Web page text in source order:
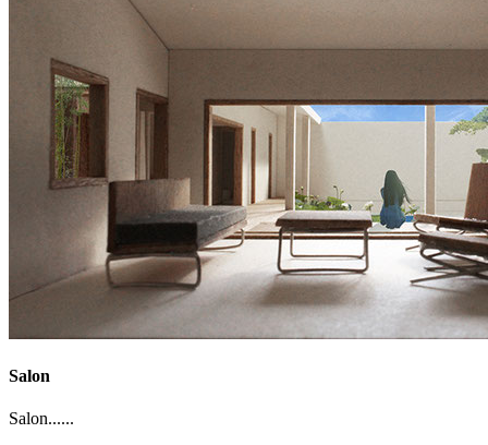
Salon
Salon......